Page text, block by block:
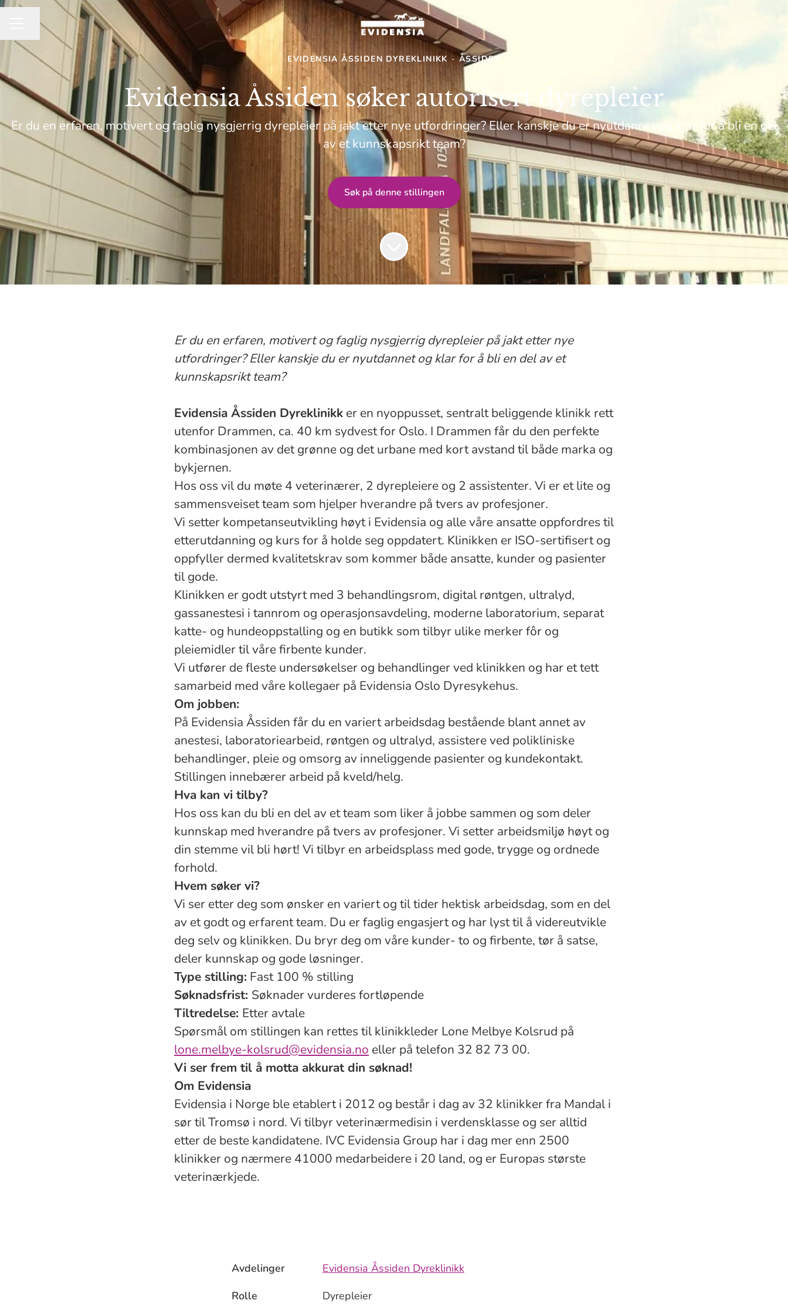
KARRIEREMENY
Del siden
EVIDENSIA ÅSSIDEN DYREKLINIKK · ÅSSIDEN
Evidensia Åssiden søker autorisert dyrepleier
Er du en erfaren, motivert og faglig nysgjerrig dyrepleier på jakt etter nye utfordringer? Eller kanskje du er nyutdannet og klar for å bli en del
av et kunnskapsrikt team?
Søk på denne stillingen
Er du en erfaren, motivert og faglig nysgjerrig dyrepleier på jakt etter nye
utfordringer? Eller kanskje du er nyutdannet og klar for å bli en del av et
kunnskapsrikt team?
Evidensia Åssiden Dyreklinikk er en nyoppusset, sentralt beliggende klinikk rett
utenfor Drammen, ca. 40 km sydvest for Oslo. I Drammen får du den perfekte
kombinasjonen av det grønne og det urbane med kort avstand til både marka og
bykjernen.
Hos oss vil du møte 4 veterinærer, 2 dyrepleiere og 2 assistenter. Vi er et lite og
sammensveiset team som hjelper hverandre på tvers av profesjoner.
Vi setter kompetanseutvikling høyt i Evidensia og alle våre ansatte oppfordres til
etterutdanning og kurs for å holde seg oppdatert. Klinikken er ISO-sertifisert og
oppfyller dermed kvalitetskrav som kommer både ansatte, kunder og pasienter
til gode.
Klinikken er godt utstyrt med 3 behandlingsrom, digital røntgen, ultralyd,
gassanestesi i tannrom og operasjonsavdeling, moderne laboratorium, separat
katte- og hundeoppstalling og en butikk som tilbyr ulike merker fôr og
pleiemidler til våre firbente kunder.
Vi utfører de fleste undersøkelser og behandlinger ved klinikken og har et tett
samarbeid med våre kollegaer på Evidensia Oslo Dyresykehus.
Om jobben:
På Evidensia Åssiden får du en variert arbeidsdag bestående blant annet av
anestesi, laboratoriearbeid, røntgen og ultralyd, assistere ved polikliniske
behandlinger, pleie og omsorg av inneliggende pasienter og kundekontakt.
Stillingen innebærer arbeid på kveld/helg.
Hva kan vi tilby?
Hos oss kan du bli en del av et team som liker å jobbe sammen og som deler
kunnskap med hverandre på tvers av profesjoner. Vi setter arbeidsmiljø høyt og
din stemme vil bli hørt! Vi tilbyr en arbeidsplass med gode, trygge og ordnede
forhold.
Hvem søker vi?
Vi ser etter deg som ønsker en variert og til tider hektisk arbeidsdag, som en del
av et godt og erfarent team. Du er faglig engasjert og har lyst til å videreutvikle
deg selv og klinikken. Du bryr deg om våre kunder- to og firbente, tør å satse,
deler kunnskap og gode løsninger.
Type stilling: Fast 100 % stilling
Søknadsfrist: Søknader vurderes fortløpende
Tiltredelse: Etter avtale
Spørsmål om stillingen kan rettes til klinikkleder Lone Melbye Kolsrud på
lone.melbye-kolsrud@evidensia.no eller på telefon 32 82 73 00.
Vi ser frem til å motta akkurat din søknad!
Om Evidensia
Evidensia i Norge ble etablert i 2012 og består i dag av 32 klinikker fra Mandal i
sør til Tromsø i nord. Vi tilbyr veterinærmedisin i verdensklasse og ser alltid
etter de beste kandidatene. IVC Evidensia Group har i dag mer enn 2500
klinikker og nærmere 41000 medarbeidere i 20 land, og er Europas største
veterinærkjede.
Avdelinger
Evidensia Åssiden Dyreklinikk
Rolle
Dyrepleier